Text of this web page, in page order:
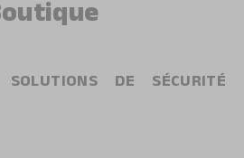
SOLUTIONS DE SÉCURITÉ
Diagral conçoit des